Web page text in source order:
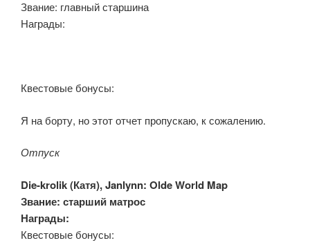
Звание: главный старшина
Награды:
Квестовые бонусы:
Я на борту, но этот отчет пропускаю, к сожалению.
Отпуск
Die-krolik (Катя), Janlynn: Olde World Map
Звание: старший матрос
Награды:
Квестовые бонусы: